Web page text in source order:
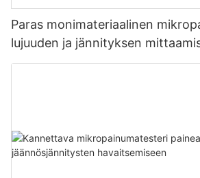
Paras monimateriaalinen
lujuuden ja jännityksen
Dryer